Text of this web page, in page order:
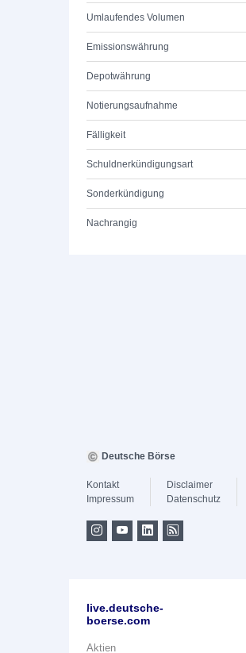
Umlaufendes Volumen
Emissionswährung
Depotwährung
Notierungsaufnahme
Fälligkeit
Schuldnerkündigungsart
Sonderkündigung
Nachrangig
Deutsche Börse
Kontakt
Impressum
Disclaimer
Datenschutz
live.deutsche-
boerse.com
Aktien